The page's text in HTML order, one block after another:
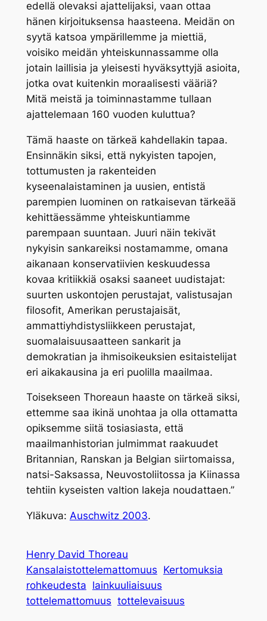
edellä olevaksi ajattelijaksi, vaan ottaa
hänen kirjoituksensa haasteena. Meidän on
syytä katsoa ympärillemme ja miettiä,
voisiko meidän yhteiskunnassamme olla
jotain laillisia ja yleisesti hyväksyttyjä asioita,
jotka ovat kuitenkin moraalisesti vääriä?
Mitä meistä ja toiminnastamme tullaan
ajattelemaan 160 vuoden kuluttua?
Tämä haaste on tärkeä kahdellakin tapaa.
Ensinnäkin siksi, että nykyisten tapojen,
tottumusten ja rakenteiden
kyseenalaistaminen ja uusien, entistä
parempien luominen on ratkaisevan tärkeää
kehittäessämme yhteiskuntiamme
parempaan suuntaan. Juuri näin tekivät
nykyisin sankareiksi nostamamme, omana
aikanaan konservatiivien keskuudessa
kovaa kritiikkiä osaksi saaneet uudistajat:
suurten uskontojen perustajat, valistusajan
filosofit, Amerikan perustajaisät,
ammattiyhdistysliikkeen perustajat,
suomalaisuusaatteen sankarit ja
demokratian ja ihmisoikeuksien esitaistelijat
eri aikakausina ja eri puolilla maailmaa.
Toisekseen Thoreaun haaste on tärkeä siksi,
ettemme saa ikinä unohtaa ja olla ottamatta
opiksemme siitä tosiasiasta, että
maailmanhistorian julmimmat raakuudet
Britannian, Ranskan ja Belgian siirtomaissa,
natsi-Saksassa, Neuvostoliitossa ja Kiinassa
tehtiin kyseisten valtion lakeja noudattaen.”
Yläkuva: Auschwitz 2003.
Henry David Thoreau
Kansalaistottelemattomuus Kertomuksia
rohkeudesta lainkuuliaisuus
tottelemattomuus tottelevaisuus